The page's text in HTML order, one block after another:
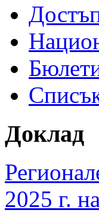
Доклад
2025 г.